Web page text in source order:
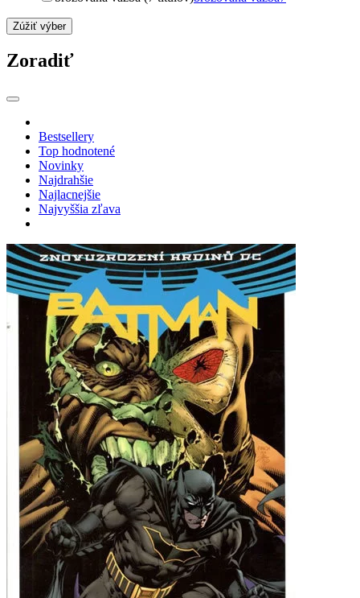
Zúžiť výber
Zoradiť
Bestsellery
Top hodnotené
Novinky
Najdrahšie
Najlacnejšie
Najvyššia zľava